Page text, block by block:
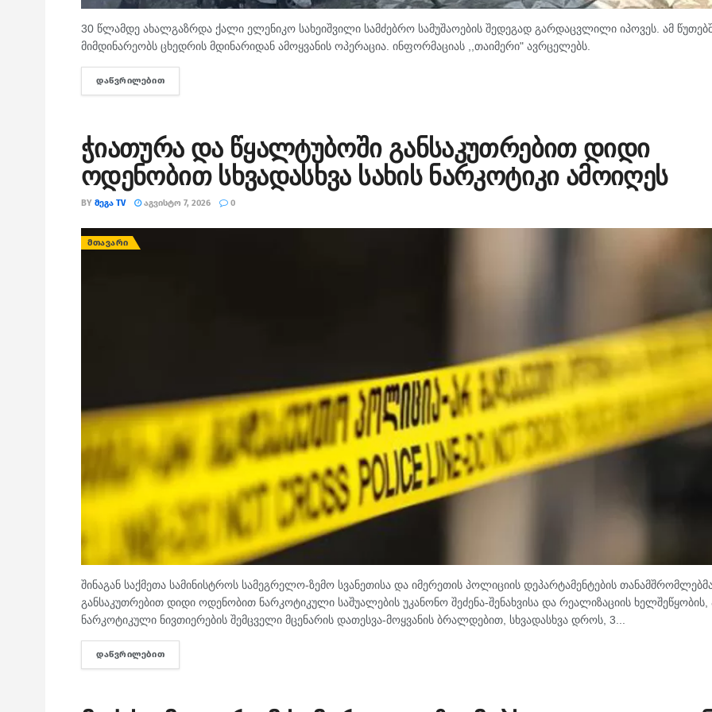
30 წლამდე ახალგაზრდა ქალი ელენიკო სახეიშვილი სამძებრო სამუშაოების შედეგად გარდაცვლილი იპოვეს. ამ
მიმდინარეობს ცხედრის მდინარიდან ამოყვანის ოპერაცია. ინფორმაციას ,,თაიმერი" ავრცელებს.
ᲓᲐᲬᲕᲠᲘᲚᲔᲑᲘᲗ
ჭიათურა და წყალტუბოში განსაკუთრებით დიდი
ოდენობით სხვადასხვა სახის ნარკოტიკი ამოიღეს
BY ᲛᲔᲒᲐ TV ᲐᲒᲕᲘᲡᲢᲝ 7, 2026 0
ᲛᲗᲐᲕᲐᲠᲘ
შინაგან საქმეთა სამინისტროს სამეგრელო-ზემო სვანეთისა და იმერეთის პოლიციის დეპარტამენტების
განსაკუთრებით დიდი ოდენობით ნარკოტიკული საშუალების უკანონო შეძენა-შენახვისა და რეალიზაციის ხელშეწყობის,
ნარკოტიკული ნივთიერების შემცველი მცენარის დათესვა-მოყვანის ბრალდებით, სხვადასხვა დროს, 3...
ᲓᲐᲬᲕᲠᲘᲚᲔᲑᲘᲗ